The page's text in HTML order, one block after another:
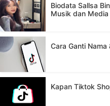
Biodata Sallsa
Musik dan Media
Cara Ganti
Kapan Tiktok